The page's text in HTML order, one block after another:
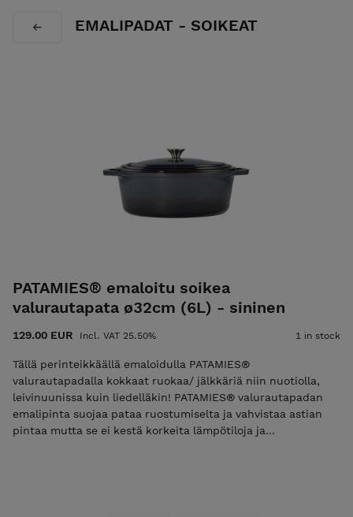
EMALIPADAT - SOIKEAT
PATAMIES® emaloitu soikea
valurautapata ø32cm (6L) - sininen
129.00 EUR Incl. VAT 25.50% 1 in stock
Tällä perinteikkäällä emaloidulla PATAMIES®
valurautapadalla kokkaat ruokaa/ jälkkäriä niin nuotiolla,
leivinuunissa kuin liedelläkin! PATAMIES® valurautapadan
emalipinta suojaa pataa ruostumiselta ja vahvistaa astian
pintaa mutta se ei kestä korkeita lämpötiloja ja